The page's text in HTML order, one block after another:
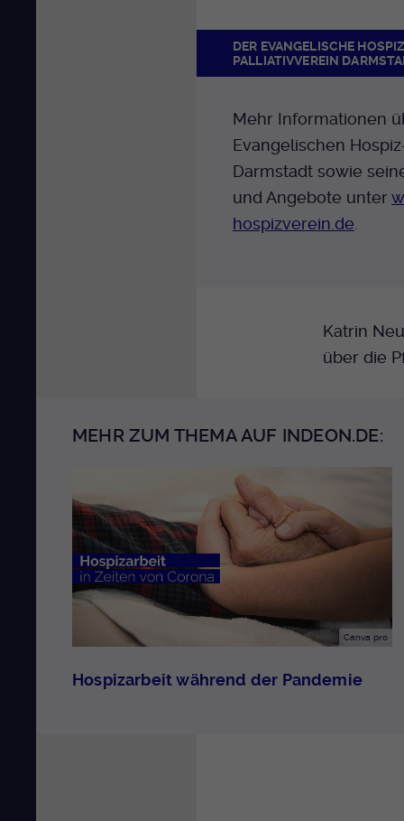
DER EVANGELISCHE
PALLIATIVVEREIN
Mehr Informationen
Evangelischen
Darmstadt sowie
und Angebote unter
hospizverein.de
Katrin
über die
MEHR ZUM THEMA AUF INDEON.DE:
Canva pro
Hospizarbeit während der Pandemie